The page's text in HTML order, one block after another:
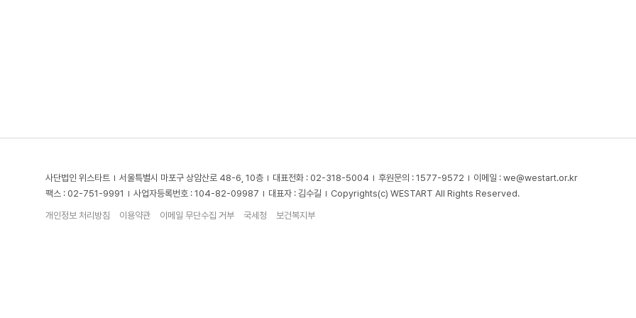
사단법인 위스타트 서울특별시 마포구 상암산로 48-6, 10층 대표전화 : 02-318-5004 후원문의 : 1577-9572 이메일 : we@westart.or.kr
팩스 : 02-751-9991
사업자등록번호 : 104-82-09987 대표자 : 김수길 Copyrights(c) WESTART All Rights Reserved.
개인정보 처리방침 이용약관 이메일 무단수집 거부 국세청 보건복지부